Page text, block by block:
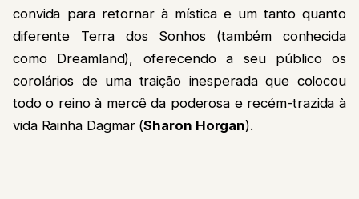
convida para retornar à mística e um tanto quanto
diferente Terra dos Sonhos (também conhecida
como Dreamland), oferecendo a seu público os
corolários de uma traição inesperada que colocou
todo o reino à mercê da poderosa e recém-trazida à
vida Rainha Dagmar (Sharon Horgan).